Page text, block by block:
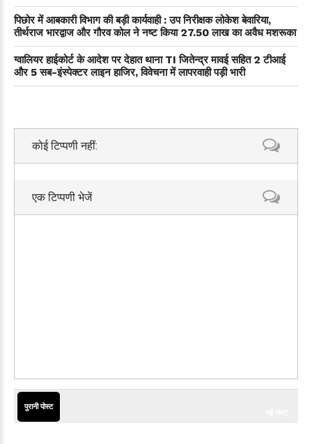
पिछोर में आबकारी विभाग की बड़ी कार्यवाही : उप निरीक्षक लोकेश बेवारिया,
तीर्थराज भारद्वाज और गौरव कोल ने नष्ट किया 27.50 लाख का अवैध मशरूका
ग्वालियर हाईकोर्ट के आदेश पर देहात थाना TI जितेन्द्र मावई सहित 2 टीआई
और 5 सब-इंस्पेक्टर लाइन हाजिर, विवेचना में लापरवाही पड़ी भारी
कोई टिप्पणी नहीं:
एक टिप्पणी भेजें
पुरानी पोस्ट